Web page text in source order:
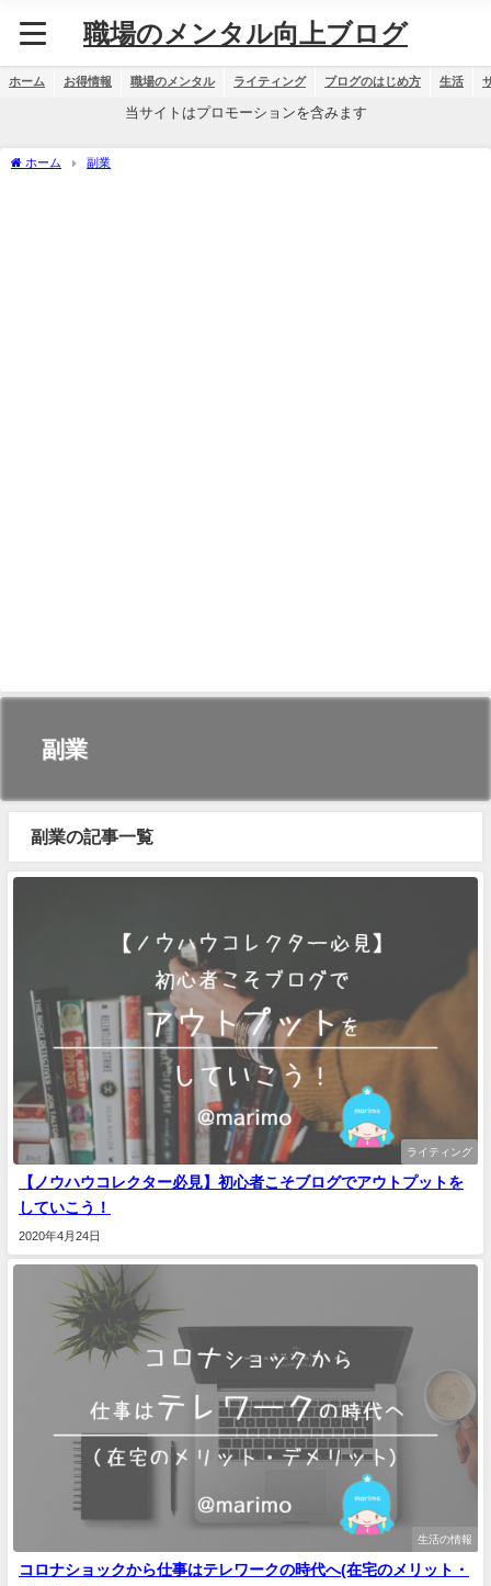
職場のメンタル向上ブログ
ホーム お得情報 職場のメンタル ライティング ブログのはじめ方 生活
当サイトはプロモーションを含みます
ホーム 副業
副業
副業の記事一覧
ライティング
【ノウハウコレクター必見】初心者こそブログでアウトプットを
していこう！
2020年4月24日
生活の情報
コロナショックから仕事はテレワークの時代へ(在宅のメリット・